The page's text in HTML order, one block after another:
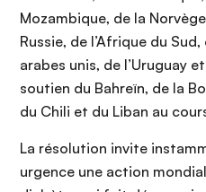
Mozambique, de la
Russie, de l’Afrique du
arabes unis, de l’Uruguay
soutien du Bahreïn, de la
du Chili et du Liban au
La résolution invite
urgence une action